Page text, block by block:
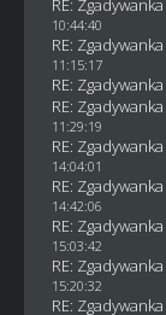
10:44:40
RE:
11:15:17
RE:
RE:
11:29:19
RE:
14:04:01
RE:
14:42:06
RE:
15:03:42
RE:
15:20:32
RE: